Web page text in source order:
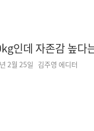
인데 자존감 높다
2월 25일 김주영 에디터